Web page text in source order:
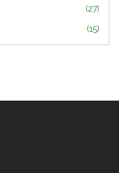
(27)
(15)